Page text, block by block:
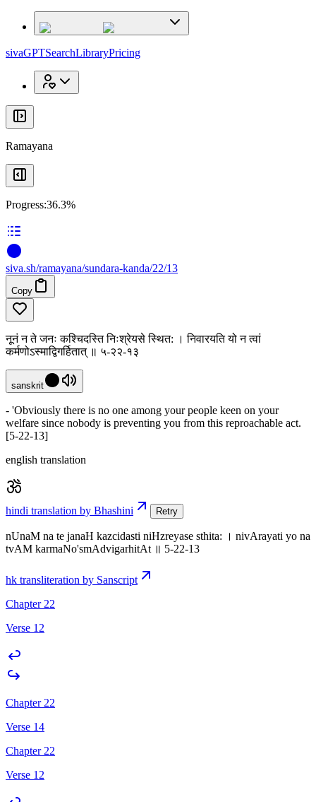
sivaGPTSearchLibraryPricing
Ramayana
Progress:36.3%
siva.sh/ramayana/sundara-kanda/22/13
Copy
नूनं न ते जनः कश्चिदस्ति निःश्रेयसे स्थित: । निवारयति यो न त्वां
कर्मणोऽस्माद्विगर्हितात् ॥ ५-२२-१३
sanskrit
- 'Obviously there is no one among your people keen on your
welfare since nobody is preventing you from this reproachable act.
[5-22-13]
english translation
hindi translation by Bhashini Retry
nUnaM na te janaH kazcidasti niHzreyase sthita: । nivArayati yo na
tvAM karmaNo'smAdvigarhitAt ॥ 5-22-13
hk transliteration by Sanscript
Chapter 22
Verse 12
Chapter 22
Verse 14
Chapter 22
Verse 12